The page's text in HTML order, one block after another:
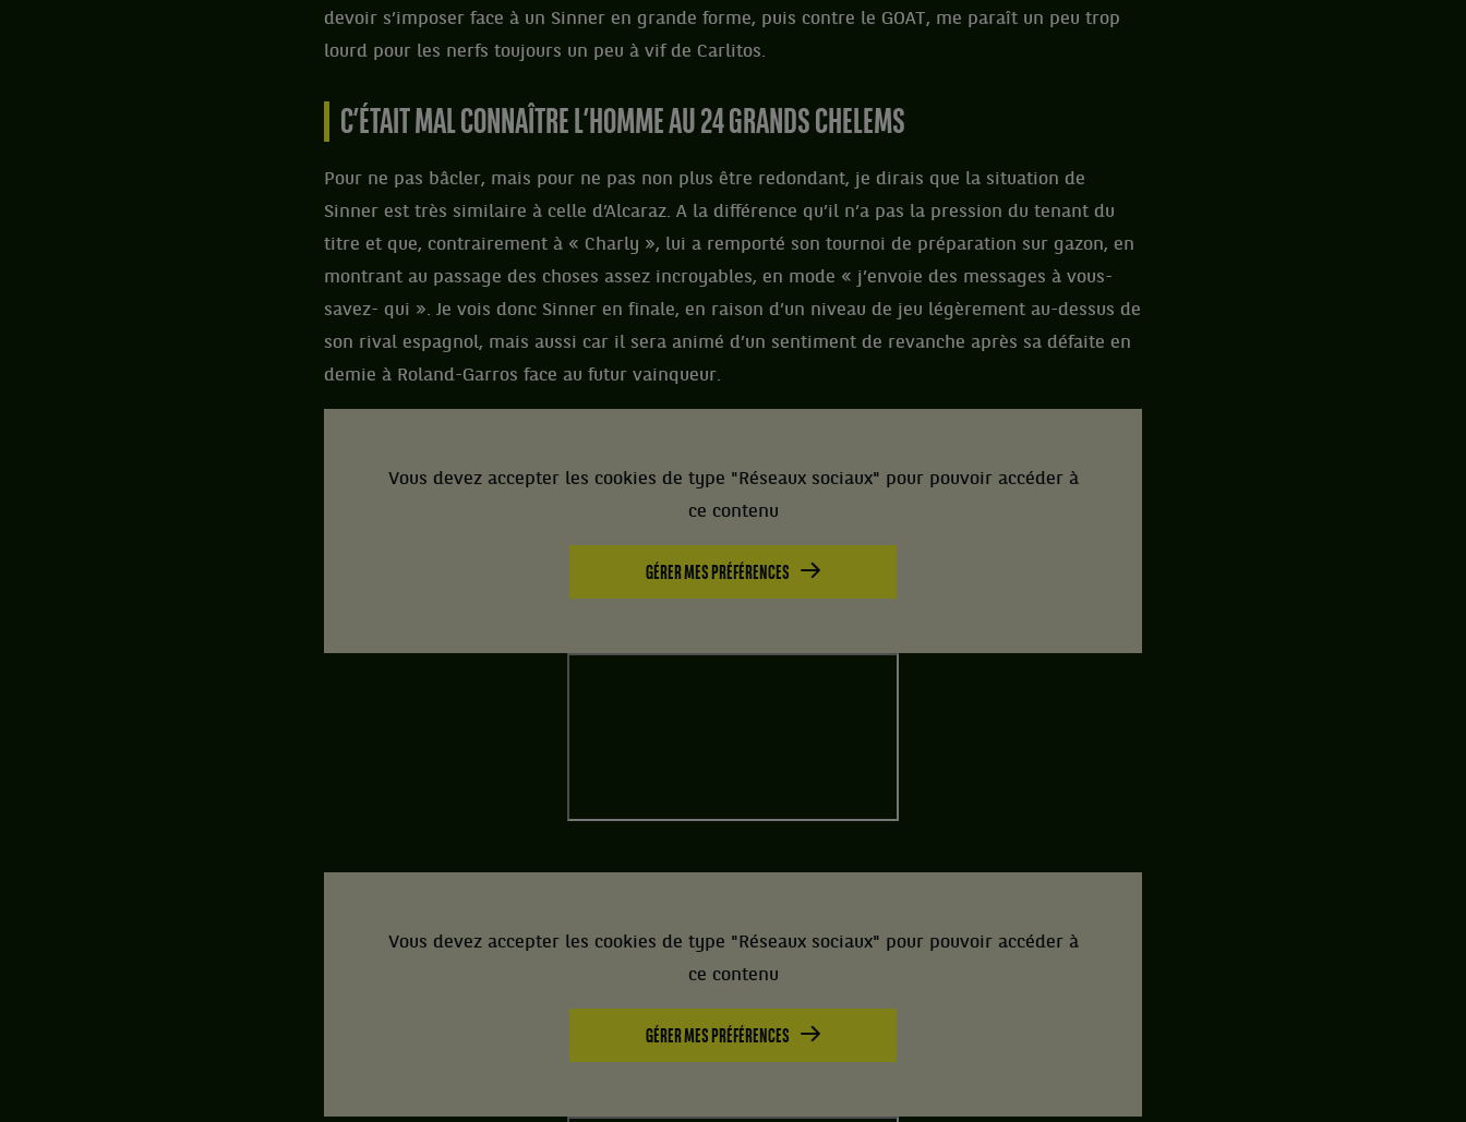
devoir s’imposer face à un Sinner en grande forme, puis contre le GOAT, me paraît un peu trop
lourd pour les nerfs toujours un peu à vif de Carlitos.
C’ÉTAIT MAL CONNAÎTRE L’HOMME AU 24 GRANDS CHELEMS
Pour ne pas bâcler, mais pour ne pas non plus être redondant, je dirais que la situation de
Sinner est très similaire à celle d’Alcaraz. A la différence qu’il n’a pas la pression du tenant du
titre et que, contrairement à « Charly », lui a remporté son tournoi de préparation sur gazon, en
montrant au passage des choses assez incroyables, en mode « j’envoie des messages à vous-
savez- qui ». Je vois donc Sinner en finale, en raison d’un niveau de jeu légèrement au-dessus de
son rival espagnol, mais aussi car il sera animé d’un sentiment de revanche après sa défaite en
demie à Roland-Garros face au futur vainqueur.
Vous devez accepter les cookies de type "Réseaux sociaux" pour pouvoir accéder à
ce contenu
GÉRER MES PRÉFÉRENCES
Vous devez accepter les cookies de type "Réseaux sociaux" pour pouvoir accéder à
ce contenu
GÉRER MES PRÉFÉRENCES